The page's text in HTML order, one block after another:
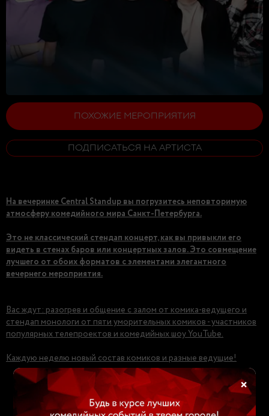
×
ПОХОЖИЕ МЕРОПРИЯТИЯ
ПОДПИСАТЬСЯ НА АРТИСТА
На вечеринке Central Standup вы погрузитесь неповторимую
атмосферу комедийного мира Санкт-Петербурга.
Это не классический стендап концерт, как вы привыкли его
видеть в стенах баров или концертных залов. Это совмещение
лучшего от обоих форматов с элементами элегантного
вечернего мероприятия.
Вас ждут: разогрев и общение с залом от комика-ведущего и
стендап монологи от пяти уморительных комиков - участников
популярных телепроектов и комедийных шоу YouTube.
Каждую неделю новый состав комиков и разные ведущие!